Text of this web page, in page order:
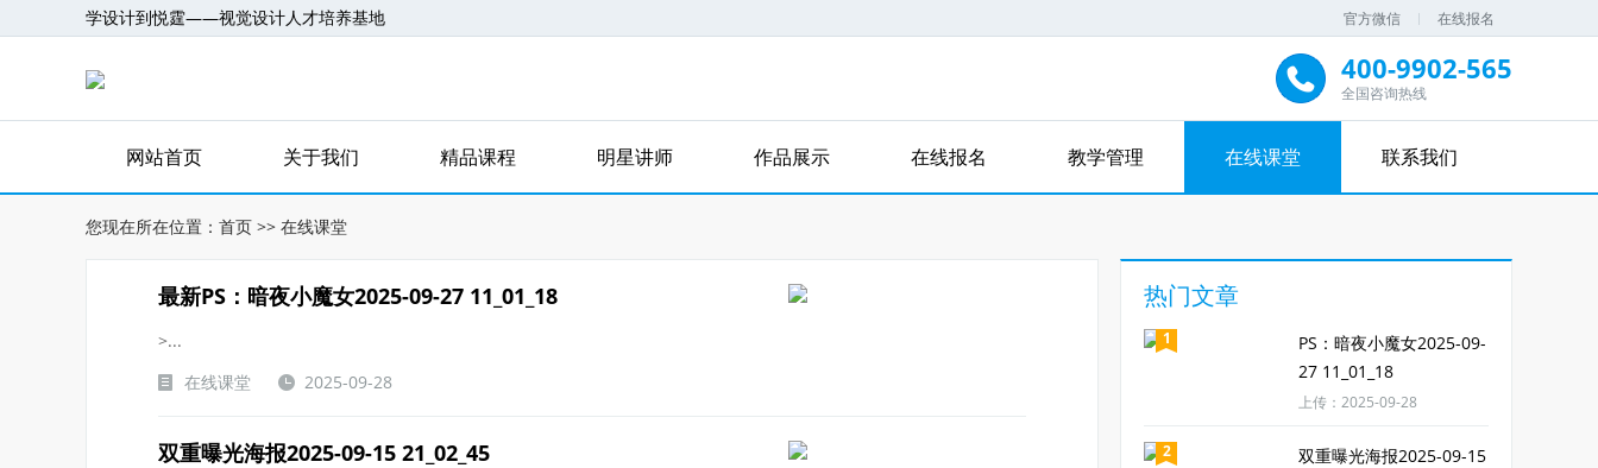
学设计到悦霆——视觉设计人才培养基地 官方微信 在线报名
400-9902-565
全国咨询热线
网站首页 关于我们 精品课程 明星讲师 作品展示 在线报名 教学管理 在线课堂 联系我们
您现在所在位置： 首页 >> 在线课堂
最新PS：暗夜小魔女2025-09-27 11_01_18
>...
在线课堂
2025-09-28
双重曝光海报2025-09-15 21_02_45
热门文章
1
PS：暗夜小魔女2025-09-
27 11_01_18
上传：2025-09-28
2
双重曝光海报2025-09-15